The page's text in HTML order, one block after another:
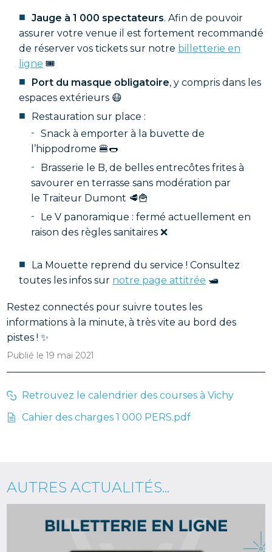
Jauge à 1 000 spectateurs. Afin de pouvoir
assurer votre venue il est fortement recommandé
de réserver vos tickets sur notre billetterie en
ligne 🎟
Port du masque obligatoire, y compris dans les
espaces extérieurs 😷
Restauration sur place :
Snack à emporter à la buvette de
l’hippodrome 🍔🌭
Brasserie le B, de belles entrecôtes frites à
savourer en terrasse sans modération par
le Traiteur Dumont 🥩🍟
Le V panoramique : fermé actuellement en
raison des règles sanitaires ❌
La Mouette reprend du service ! Consultez
toutes les infos sur notre page attitrée 🛥️
Restez connectés pour suivre toutes les
informations à la minute, à très vite au bord des
pistes ! ✨
Publié le 19 mai 2021
Retrouvez le calendrier des courses à Vichy
Cahier des charges 1 000 PERS.pdf
AUTRES ACTUALITÉS...